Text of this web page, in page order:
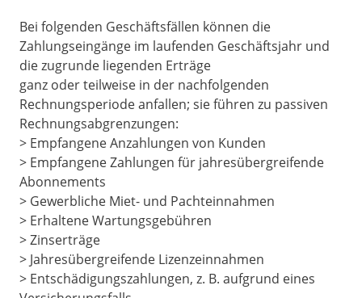
Bei folgenden Geschäftsfällen können die
Zahlungseingänge im laufenden Geschäftsjahr und
die zugrunde liegenden Erträge
ganz oder teilweise in der nachfolgenden
Rechnungsperiode anfallen; sie führen zu passiven
Rechnungsabgrenzungen:
> Empfangene Anzahlungen von Kunden
> Empfangene Zahlungen für jahresübergreifende
Abonnements
> Gewerbliche Miet- und Pachteinnahmen
> Erhaltene Wartungsgebühren
> Zinserträge
> Jahresübergreifende Lizenzeinnahmen
> Entschädigungszahlungen, z. B. aufgrund eines